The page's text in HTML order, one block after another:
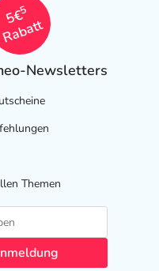
5€
5
Rabatt
Newsletters
Themen